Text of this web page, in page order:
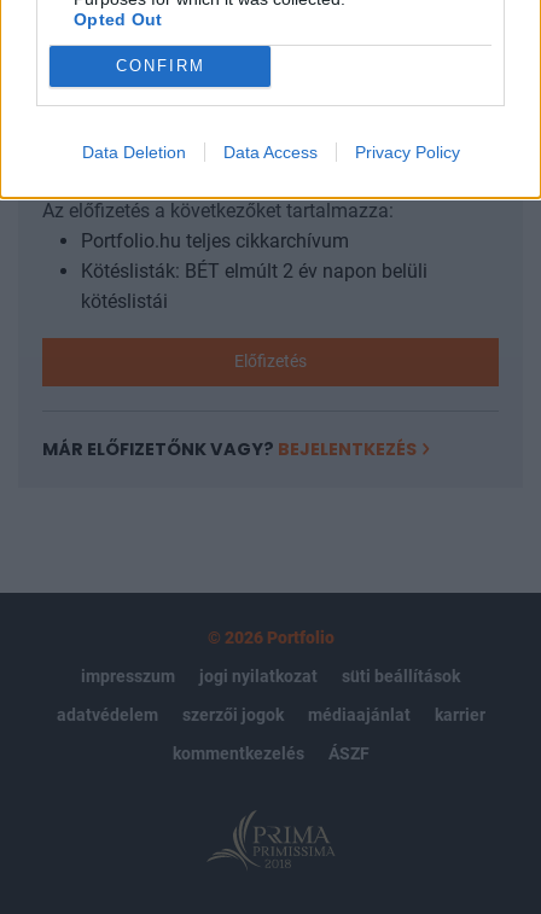
Opted Out
CONFIRM
Data Deletion Data Access Privacy Policy
KEDVES OLVASÓNK!
A keresett cikk a portfolio.hu hírarchívumához
regisztrációhoz kötött.
Az előfizetés a következőket tartalmazza:
Portfolio.hu teljes cikkarchívum
Kötéslisták: BÉT elmúlt 2 év napon belüli
kötéslistái
Előfizetés
MÁR ELŐFIZETŐNK VAGY? BEJELENTKEZÉS
© 2026 Portfolio
impresszum
jogi nyilatkozat
süti beállítások
adatvédelem
szerzői jogok médiaajánlat
karrier
kommentkezelés
ÁSZF